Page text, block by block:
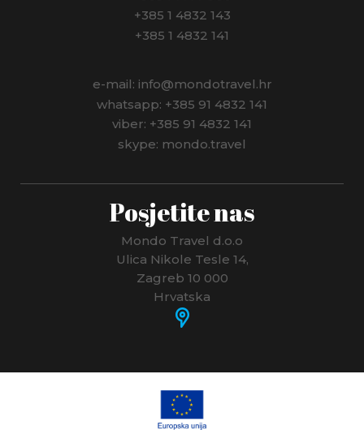
+385 1 4832 143
+385 1 4832 141
e-mail: info@mondotravel.hr
whatsapp: +385 91 4832 141
viber: +385 91 4832 141
skype: mondo.travel
Posjetite nas
Mondo Travel d.o.o
Ulica Nikole Tesle 14,
Zagreb 10 000
Hrvatska